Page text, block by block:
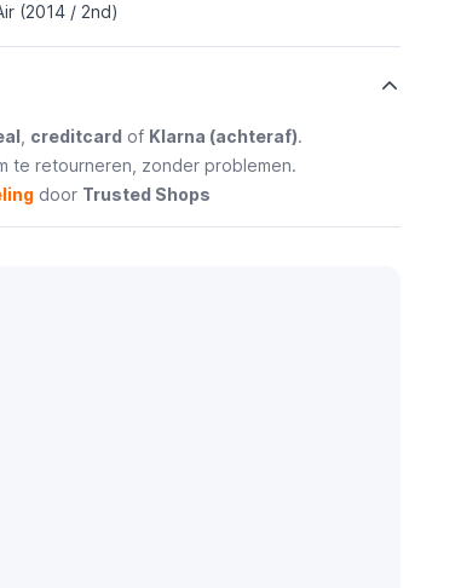
(2014 / 2nd)
creditcard of Klarna (achteraf).
te retourneren, zonder problemen.
door Trusted Shops